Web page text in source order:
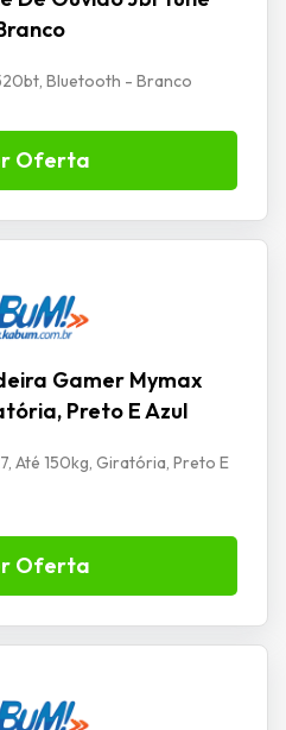
Bluetooth - Branco
Oferta
Gamer Mymax
Preto E Azul
Até 150kg, Giratória, Preto E
Oferta